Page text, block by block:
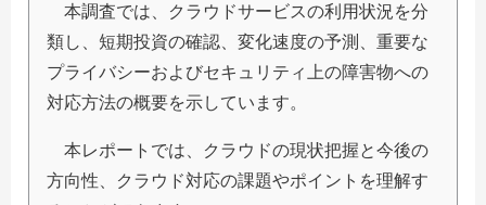
本調査では、クラウドサービスの利用状況を分
類し、短期投資の確認、変化速度の予測、重要な
プライバシーおよびセキュリティ上の障害物への
対応方法の概要を示しています。
本レポートでは、クラウドの現状把握と今後の
方向性、クラウド対応の課題やポイントを理解す